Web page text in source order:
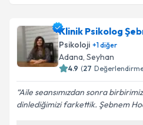
Klinik Psikolog
Psikoloji +1diğer
Adana, Seyhan
4.9 (27
Aile seansımızdan sonra
dinlediğimizi farkettik. Şebnem